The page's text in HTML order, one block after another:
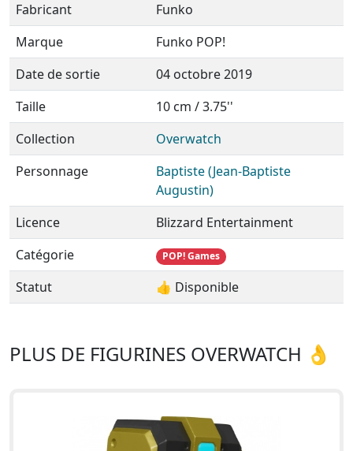
Fabricant
Funko
Marque
Funko POP!
Date de sortie
04 octobre 2019
Taille
10 cm / 3.75''
Collection
Overwatch
Personnage
Baptiste (Jean-Baptiste
Augustin)
Licence
Blizzard Entertainment
Catégorie
POP! Games
Statut 👍 Disponible
PLUS DE FIGURINES OVERWATCH 👌